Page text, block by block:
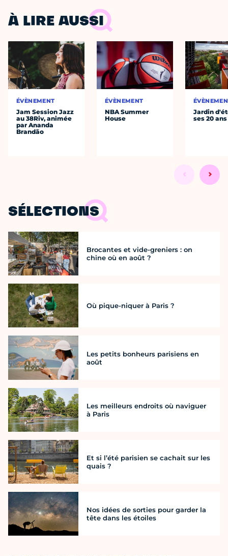
À LIRE AUSSI
ÉVÈNEMENT
Jam Session Jazz
au 38Riv, animée
par Ananda
Brandão
ÉVÈNEMENT
NBA Summer
House
Jardin
ses 20 ans
SÉLECTIONS
Brocantes et vide-greniers : on
chine où en août ?
Où pique-niquer à Paris ?
Les petits bonheurs parisiens en
août
Les meilleurs endroits où naviguer
à Paris
Et si l’été parisien se cachait sur les
quais ?
Nos idées de sorties pour garder la
tête dans les étoiles